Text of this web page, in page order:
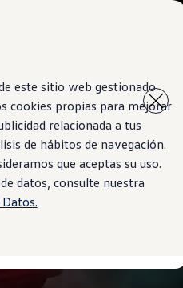
este sitio web gestionado
cookies propias para mejorar
relacionada a tus
de hábitos de navegación.
que aceptas su uso.
datos, consulte nuestra
Prensa